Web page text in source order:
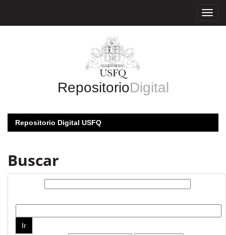
RepositorioDigital
Repositorio Digital USFQ
Buscar